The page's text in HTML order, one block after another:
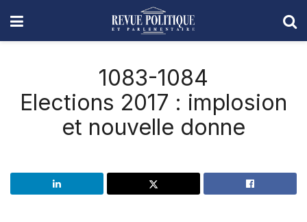
1083-1084
Elections 2017 : implosion
et nouvelle donne